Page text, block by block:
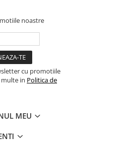
noastre
cu promotiile
in Politica de
MEU